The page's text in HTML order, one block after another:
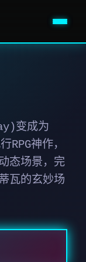
变成为
神作，
态场景，完
瓦的玄妙场